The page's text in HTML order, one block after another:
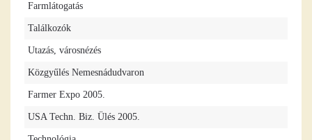
Farmlátogatás
Találkozók
Utazás, városnézés
Közgyűlés Nemesnádudvaron
Farmer Expo 2005.
USA Techn. Biz. Ülés 2005.